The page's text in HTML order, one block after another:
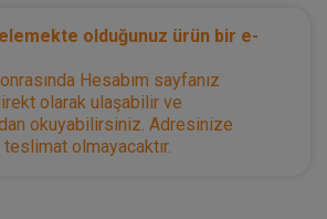
olduğunuz ürün bir e-
Hesabım sayfanız
olarak ulaşabilir ve
okuyabilirsiniz. Adresinize
olmayacaktır.